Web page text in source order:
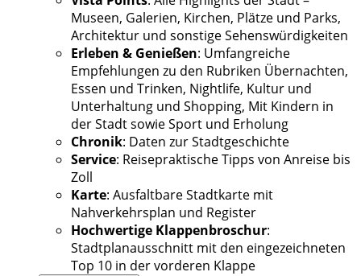
Museen, Galerien, Kirchen, Plätze und Parks,
Architektur und sonstige Sehenswürdigkeiten
Erleben & Genießen: Umfangreiche
Empfehlungen zu den Rubriken Übernachten,
Essen und Trinken, Nightlife, Kultur und
Unterhaltung und Shopping, Mit Kindern in
der Stadt sowie Sport und Erholung
Chronik: Daten zur Stadtgeschichte
Service: Reisepraktische Tipps von Anreise bis
Zoll
Karte: Ausfaltbare Stadtkarte mit
Nahverkehrsplan und Register
Hochwertige Klappenbroschur:
Stadtplanausschnitt mit den eingezeichneten
Top 10 in der vorderen Klappe